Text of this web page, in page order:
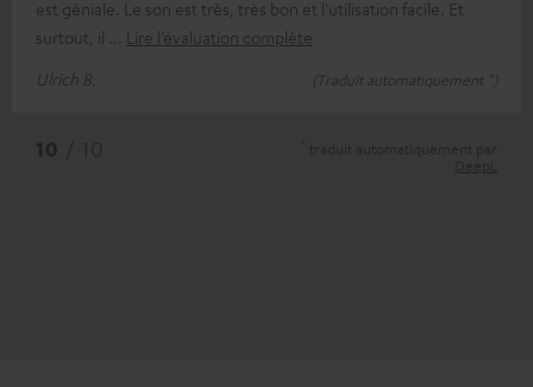
est géniale. Le son est très, très bon et l'utilisation facile. Et
surtout, il
Lire l’évaluation complète
Ulrich B.
(Traduit automatiquement *)